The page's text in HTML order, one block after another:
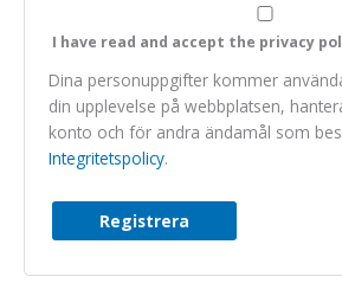
I have read and accept the privacy
Dina personuppgifter kommer
din upplevelse på webbplatsen,
konto och för andra ändamål som
Integritetspolicy.
Registrera